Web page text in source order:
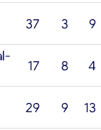
37 3
9
17 8
4
29 9
13